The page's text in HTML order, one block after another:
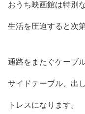
おうち映画館は特別
生活を圧迫すると次
通路をまたぐケーブ
サイドテーブル、出
トレスになります。